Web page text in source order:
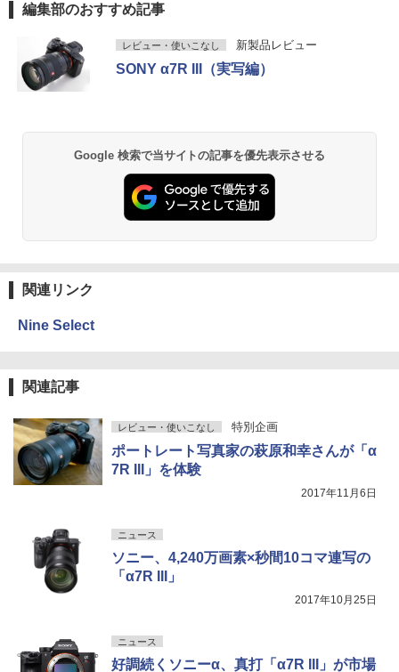
編集部のおすすめ記事
レビュー・使いこなし 新製品レビュー
SONY α7R III（実写編）
Google 検索で当サイトの記事を優先表示させる
関連リンク
Nine Select
関連記事
レビュー・使いこなし 特別企画
ポートレート写真家の萩原和幸さんが「α
7R III」を体験
2017年11月6日
ニュース
ソニー、4,240万画素×秒間10コマ連写の
「α7R III」
2017年10月25日
ニュース
好調続くソニーα、真打「α7R III」が市場